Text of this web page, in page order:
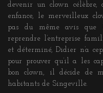
devenir un clown célèbre,
enfance, le merveilleux
pas du même avis
reprendre l’entreprise
et déterminé, Didier n’a
pour prouver qu’il a les
bon clown, il décide de
habitants de Singeville.